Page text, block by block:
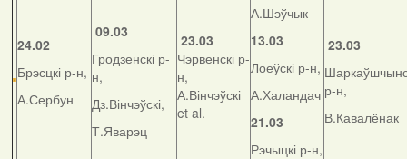
24.02
Брэсцкі р-н,
А.Сербун
09.03
Гродзенскі р-
н,
Дз.Вінчэўскі,
Т.Яварэц
23.03
Чэрвенскі р-
н,
А.Вінчэўскі
et al.
А.Шэўчык
13.03
Лоеўскі р-н,
А.Халандач
21.03
Рэчыцкі р-н,
23.03
р-н,
В.Кавалёнак